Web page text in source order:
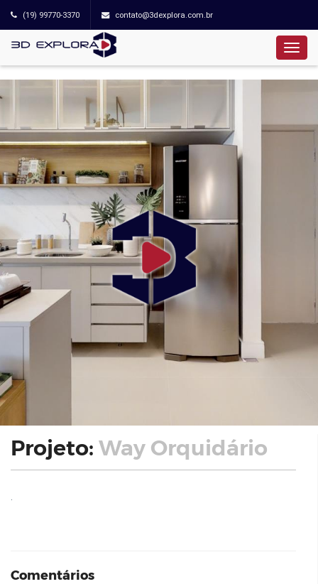
(19) 99770-3370 contato@3dexplora.com.br
Projeto: Way Orquidário
Comentários